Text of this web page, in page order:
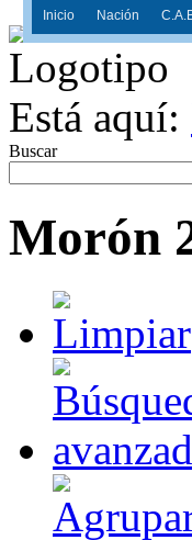
Inicio Nación
Está aquí:
Buscar
Morón